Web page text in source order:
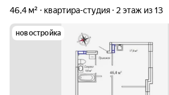
46,4 м²
квартира-студия 2 этаж из 13
новостройка